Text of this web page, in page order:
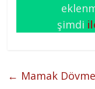
şimdi
← Mamak